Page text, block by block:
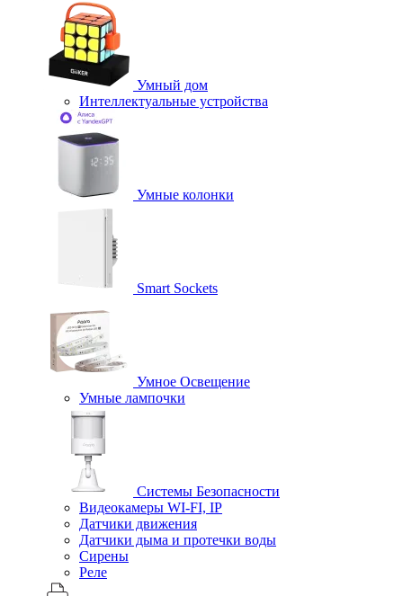
Умный дом
Интеллектуальные устройства
Умные колонки
Smart Sockets
Умное Освещение
Умные лампочки
Системы Безопасности
Видеокамеры WI-FI, IP
Датчики движения
Датчики дыма и протечки воды
Сирены
Реле